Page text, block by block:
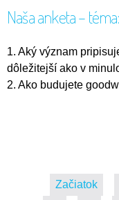
Naša anketa –
1. Aký význam
dôležitejší ako v
2. Ako budujete
Začiatok